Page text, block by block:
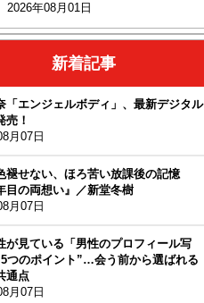
2026年08月01日
新着記事
「エンジェルボディ」、最新デジタル
売！
月07日
褪せない、ほろ苦い放課後の記憶
目の両想い』／新堂冬樹
月07日
が見ている「男性のプロフィール写
つのポイント”…会う前から選ばれる
通点
月07日